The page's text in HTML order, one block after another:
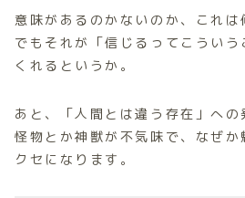
意味があるのかないのか、これは
でもそれが「信じるってこうい
くれるというか。
あと、「人間とは違う存在」への
怪物とか神獣が不気味で、なぜか
クセになります。